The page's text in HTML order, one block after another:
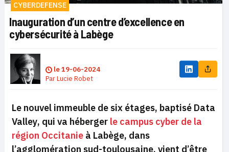
CYBERDEFENSE
Inauguration d’un centre d’excellence en
cybersécurité à Labège
le19-06-2024
ParLucie Robet
Le nouvel immeuble de six étages, baptisé Data
Valley, qui va héberger le campus cyber de la
région Occitanie à Labège, dans
l’agglomération sud-toulousaine, vient d’être